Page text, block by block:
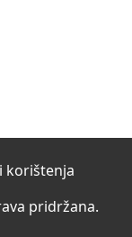
korištenja
pridržana.